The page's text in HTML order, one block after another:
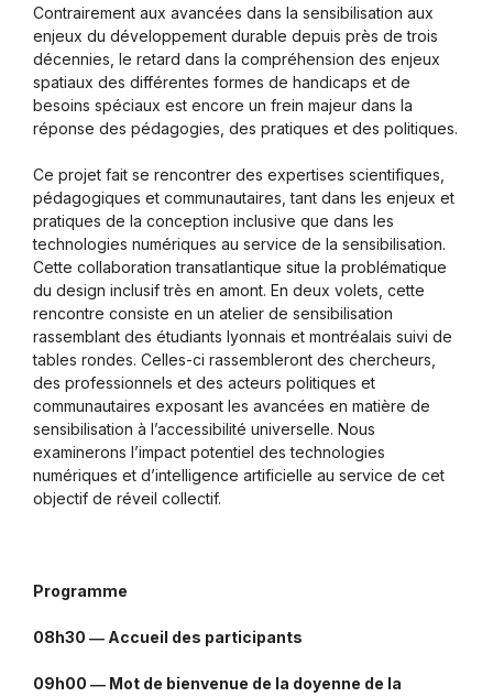
Contrairement aux avancées dans la sensibilisation aux
enjeux du développement durable depuis près de trois
décennies, le retard dans la compréhension des enjeux
spatiaux des différentes formes de handicaps et de
besoins spéciaux est encore un frein majeur dans la
réponse des pédagogies, des pratiques et des politiques.
Ce projet fait se rencontrer des expertises scientifiques,
pédagogiques et communautaires, tant dans les enjeux et
pratiques de la conception inclusive que dans les
technologies numériques au service de la sensibilisation.
Cette collaboration transatlantique situe la problématique
du design inclusif très en amont. En deux volets, cette
rencontre consiste en un atelier de sensibilisation
rassemblant des étudiants lyonnais et montréalais suivi de
tables rondes. Celles-ci rassembleront des chercheurs,
des professionnels et des acteurs politiques et
communautaires exposant les avancées en matière de
sensibilisation à l’accessibilité universelle. Nous
examinerons l’impact potentiel des technologies
numériques et d’intelligence artificielle au service de cet
objectif de réveil collectif.
Programme
08h30 ― Accueil des participants
09h00 ― Mot de bienvenue de la doyenne de la